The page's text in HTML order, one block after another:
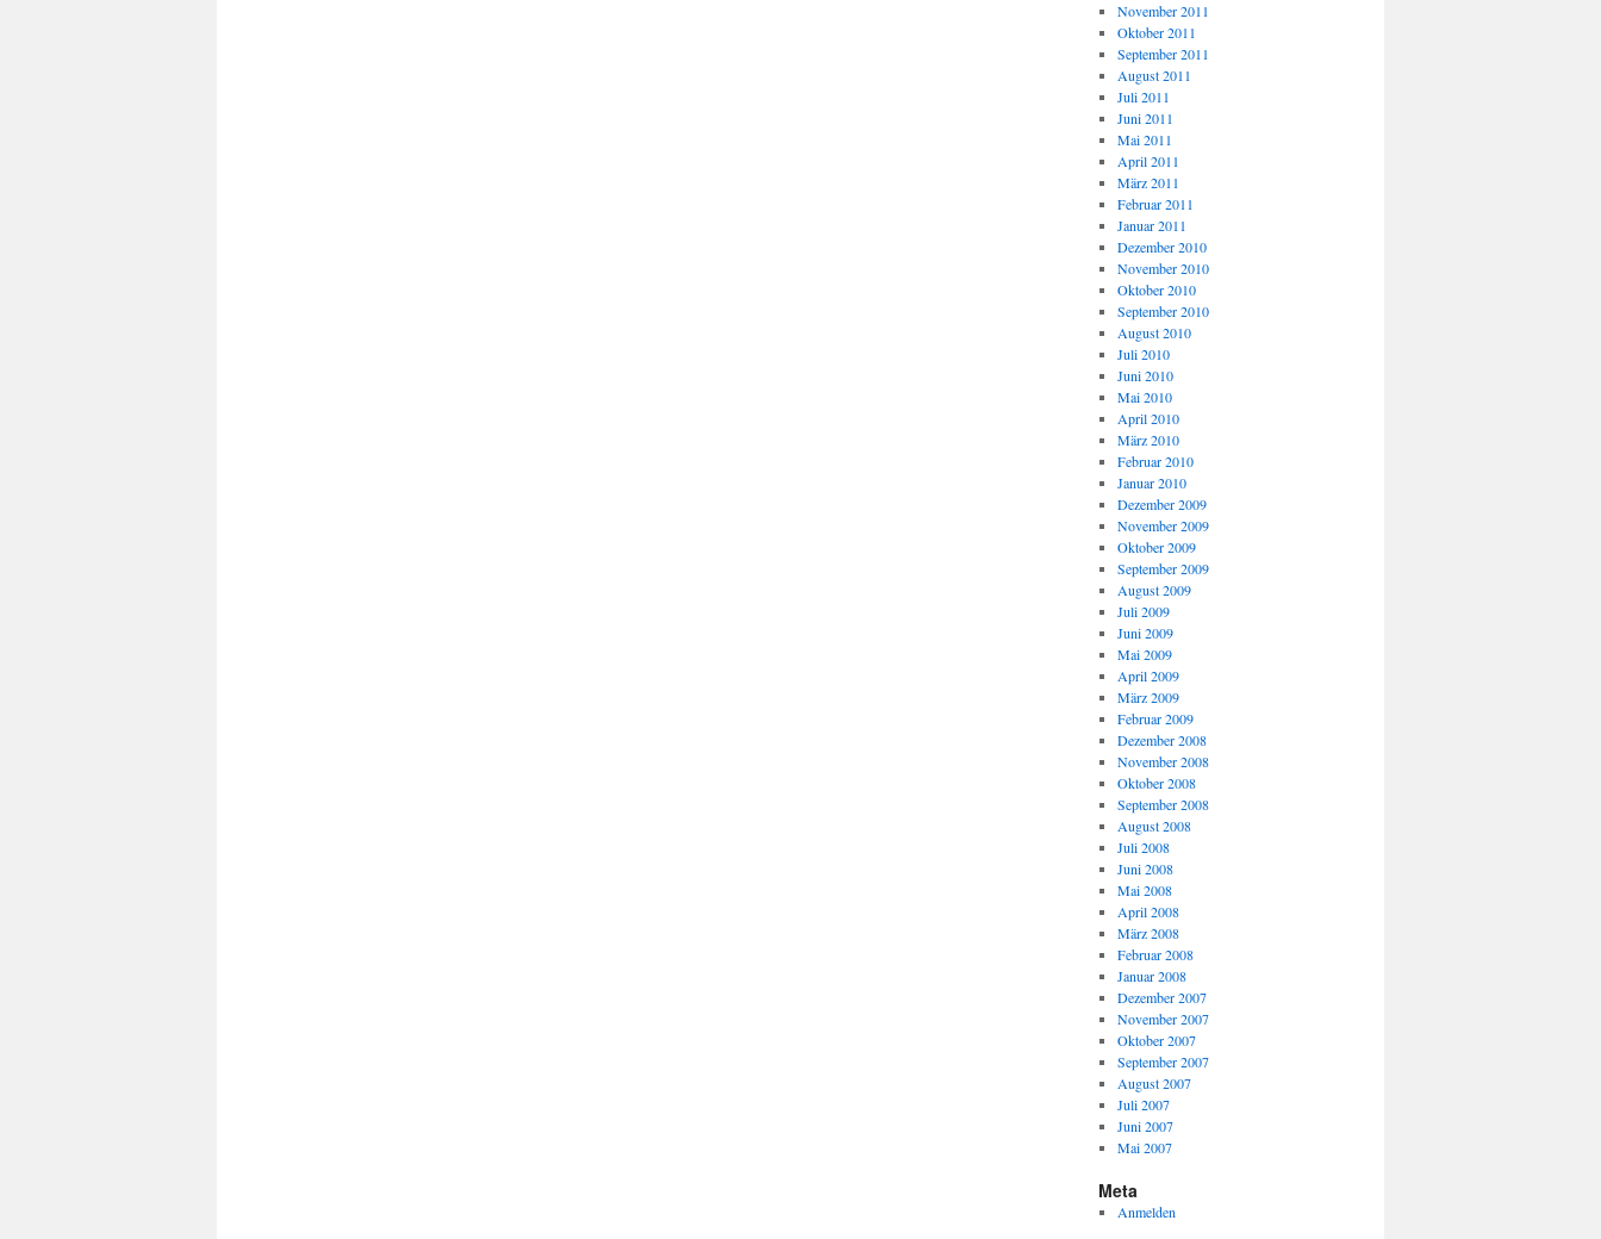
November 2011
Oktober 2011
September 2011
August 2011
Juli 2011
Juni 2011
Mai 2011
April 2011
März 2011
Februar 2011
Januar 2011
Dezember 2010
November 2010
Oktober 2010
September 2010
August 2010
Juli 2010
Juni 2010
Mai 2010
April 2010
März 2010
Februar 2010
Januar 2010
Dezember 2009
November 2009
Oktober 2009
September 2009
August 2009
Juli 2009
Juni 2009
Mai 2009
April 2009
März 2009
Februar 2009
Dezember 2008
November 2008
Oktober 2008
September 2008
August 2008
Juli 2008
Juni 2008
Mai 2008
April 2008
März 2008
Februar 2008
Januar 2008
Dezember 2007
November 2007
Oktober 2007
September 2007
August 2007
Juli 2007
Juni 2007
Mai 2007
Meta
Anmelden